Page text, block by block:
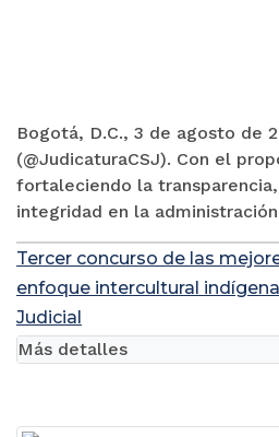
Bogotá, D.C., 3 de agosto de
(@JudicaturaCSJ). Con el
fortaleciendo la
integridad en la
Tercer concurso de las
enfoque intercultural
Judicial
Más detalles